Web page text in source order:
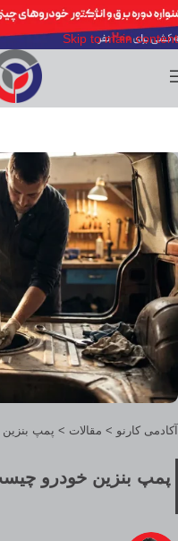
Skip to navigation
Skip to main content
آکادمی کارنو > مقالات > پمپ
پمپ بنزین خودرو